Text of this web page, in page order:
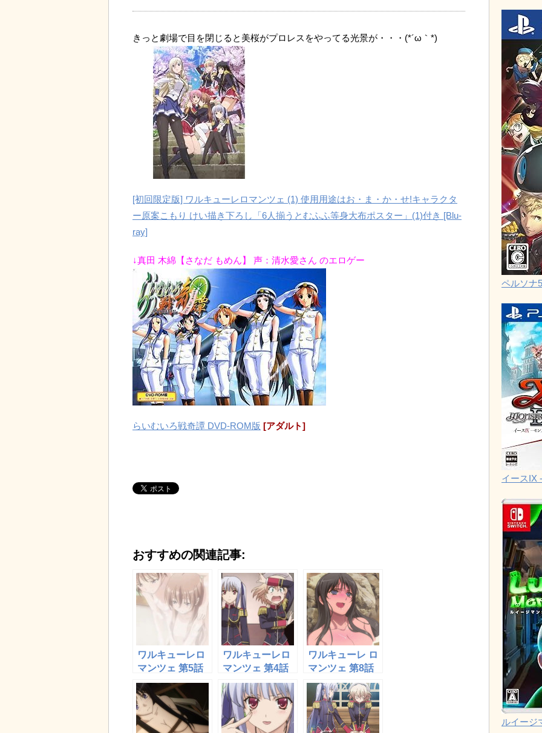
きっと劇場で目を閉じると美桜がプロレスをやってる光景が・・・(*´ω｀*)
[初回限定版] ワルキューレロマンツェ (1) 使用用途はお・ま・か・せ!キャラクタ
ー原案こもり けい描き下ろし「6人揃うとむふふ等身大布ポスター」(1)付き [Blu-
ray]
↓真田 木綿【さなだ もめん】 声：清水愛さん のエロゲー
らいむいろ戦奇譚 DVD-ROM版 [アダルト]
おすすめの関連記事:
ワルキューレロ
マンツェ 第5話
『車椅子のミレ
イユ・マーレ
ス・アスコッ
ト、姉妹でお風
ワルキューレロ
マンツェ 第4話
「生意気なフィ
オナ・ベックフ
ォードと黒騎士
リサ・エオスト
ワルキューレ ロ
マンツェ 第8話
『ジョストの合
宿で温泉シー
ン！！』感想
ペルソナ
イースIX
ルイージ